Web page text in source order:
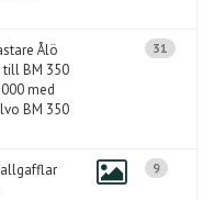
Ålö
till BM 350
med
BM 350
31
9